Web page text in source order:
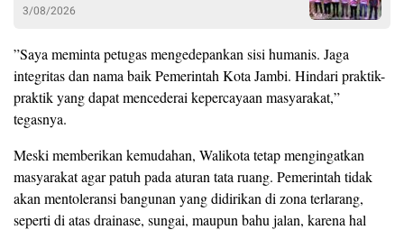
3/08/2026
​”Saya meminta petugas mengedepankan sisi humanis. Jaga
integritas dan nama baik Pemerintah Kota Jambi. Hindari praktik-
praktik yang dapat mencederai kepercayaan masyarakat,”
tegasnya.
Meski memberikan kemudahan, Walikota tetap mengingatkan
masyarakat agar patuh pada aturan tata ruang. Pemerintah tidak
akan mentoleransi bangunan yang didirikan di zona terlarang,
seperti di atas drainase, sungai, maupun bahu jalan, karena hal